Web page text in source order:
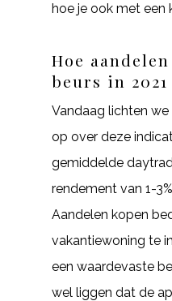
hoe je ook met een
Hoe
beurs in 2021
Vandaag lichten
op over deze
gemiddelde
rendement van 1-
Aandelen kopen
vakantiewoning te
een waardevaste
wel liggen dat de